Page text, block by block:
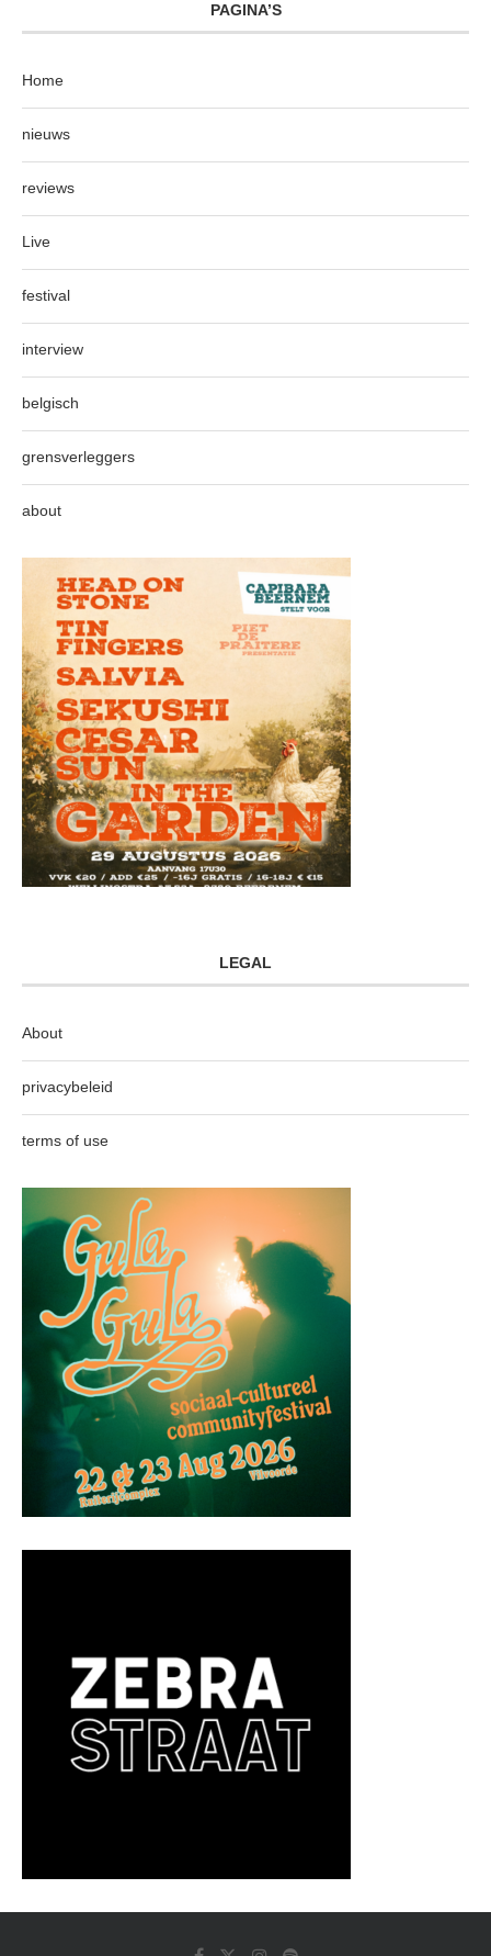
PAGINA’S
Home
nieuws
reviews
Live
festival
interview
belgisch
grensverleggers
about
LEGAL
About
privacybeleid
terms of use